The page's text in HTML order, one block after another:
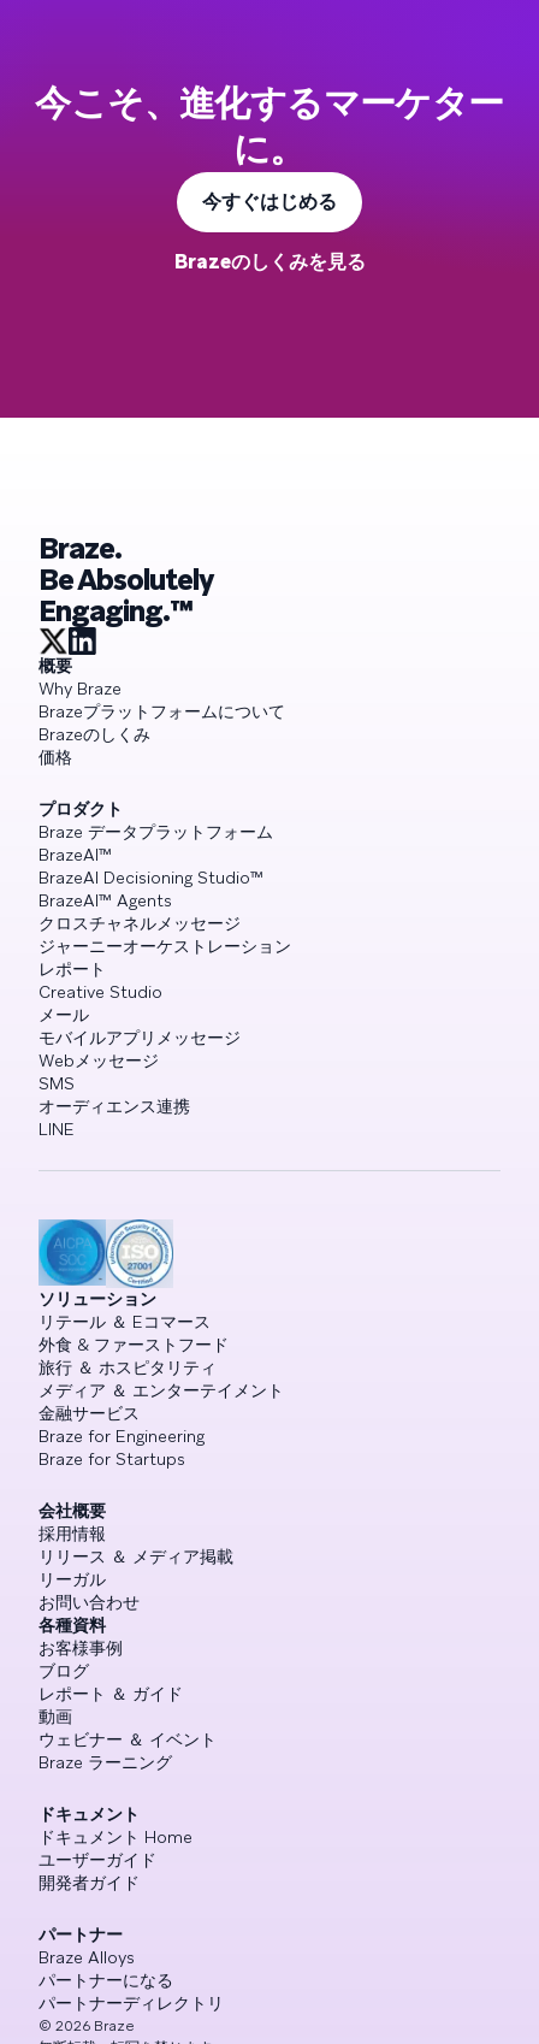
届けするインタビューシリーズ「人とブラン
ドをつなげる 顧客体験の創り手たち」より、
株式会社ディー・エヌ・エー Pococha事業部
マーケティング部でリードコミュニケーショ
ンプランナーを務める大西正太さんのお話し
をご紹介。名立たる企業を渡り歩き、起業や
今こそ、進化するマーケター
に。
今すぐはじめる
Brazeのしくみを見る
Braze.
Be Absolutely
Engaging.™
概要
Why Braze
Brazeプラットフォームについて
Brazeのしくみ
価格
プロダクト
Braze データプラットフォーム
BrazeAI™
BrazeAI Decisioning Studio™
BrazeAI™ Agents
クロスチャネルメッセージ
ジャーニーオーケストレーション
レポート
Creative Studio
メール
モバイルアプリメッセージ
Webメッセージ
SMS
オーディエンス連携
LINE
ソリューション
リテール ＆ Eコマース
外食 & ファーストフード
旅行 ＆ ホスピタリティ
メディア ＆ エンターテイメント
金融サービス
Braze for Engineering
Braze for Startups
会社概要
採用情報
リリース ＆ メディア掲載
リーガル
お問い合わせ
各種資料
お客様事例
ブログ
レポート ＆ ガイド
動画
ウェビナー ＆ イベント
Braze ラーニング
ドキュメント
ドキュメント Home
ユーザーガイド
開発者ガイド
パートナー
Braze Alloys
パートナーになる
パートナーディレクトリ
© 2026 Braze